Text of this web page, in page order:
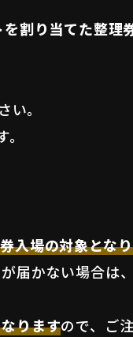
割り当てた整理
。
入場の対象とな
届かない場合は
りますので、ご